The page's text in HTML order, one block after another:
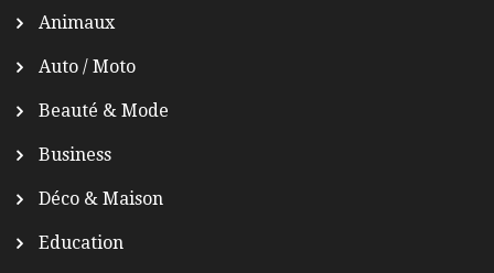
Animaux
Auto / Moto
Beauté & Mode
Business
Déco & Maison
Education